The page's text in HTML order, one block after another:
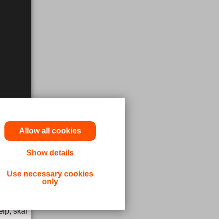
Allow all cookies
Show details
Use necessary cookies
only
og
skal